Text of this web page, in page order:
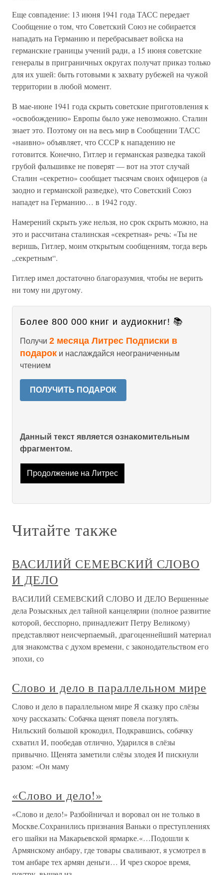
Еще совпадение: 13 июня 1941 года ТАСС передает
Сообщение о том, что Советский Союз не собирается
нападать на Германию и перебрасывает войска на
германские границы учений ради, а 15 июня советские
генералы в приграничных округах получат приказ только
для их ушей: быть готовыми к захвату рубежей на чужой
территории в любой момент.
В мае-июне 1941 года скрыть советские приготовления к
«освобождению» Европы было уже невозможно. Сталин
знает это. Поэтому он на весь мир в Сообщении ТАСС
«наивно» объявляет, что СССР к нападению не
готовится. Конечно, Гитлер и германская разведка такой
грубой фальшивке не поверят — вот на этот случай
Сталин «секретно» сообщает тысячам своих офицеров (а
заодно и германской разведке), что Советский Союз
нападет на Германию… в 1942 году.
Намерений скрыть уже нельзя, но срок скрыть можно, на
это и рассчитана сталинская «секретная» речь: «Ты не
веришь, Гитлер, моим открытым сообщениям, тогда верь
„секретным“.
Гитлер имел достаточно благоразумия, чтобы не верить
ни тому ни другому.
Более 800 000 книг и аудиокниг! 📚
Получи 2 месяца Литрес Подписки в
подарок и наслаждайся неограниченным
чтением
ПОЛУЧИТЬ ПОДАРОК
Данный текст является ознакомительным
фрагментом.
Продолжение на Литрес
Читайте также
ВАСИЛИЙ СЕМЕВСКИЙ СЛОВО
И ДЕЛО
ВАСИЛИЙ СЕМЕВСКИЙ СЛОВО И ДЕЛО Вершенные
дела Розыскных дел тайной канцелярии (полное развитие
которой, бесспорно, принадлежит Петру Великому)
представляют неисчерпаемый, драгоценнейший материал
для знакомства с духом времени, с законодательством его
эпохи, со
Слово и дело в параллельном мире
Слово и дело в параллельном мире Я сказку про слёзы
хочу рассказать: Собачка щенят повела погулять.
Нильский большой крокодил, Подкравшись, собачку
схватил И, пообедав отлично, Ударился в слёзы
привычно. Щенята заметили слёзы злодея И пискнули
разом: «Он маму
«Слово и дело!»
«Слово и дело!» Разбойничал и воровал он не только в
Москве.Сохранились признания Ваньки о преступлениях
его шайки на Макарьевской ярмарке.«…Подошли к
Армянскому анбару, где товары сваливают, я усмотрел в
том анбаре тех армян деньги… И чрез скорое время,